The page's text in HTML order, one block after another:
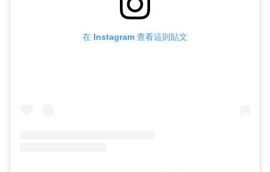
在 Instagram 查看這則貼文